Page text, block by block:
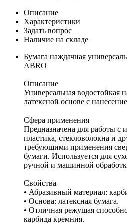
Описание
Характеристики
Задать вопрос
Наличие на складе
Бумага наждачная
ABRO
Описание
Универсальная водостойкая
латексной основе с
Сфера применения
Предназначена для работы с
пластика, стекловолокна и
требующими применения
бумаги. Используется для
ручной и машинной
Свойства
• Абразивный материал:
• Основа: латексная бумага.
• Отличная режущая
карбида кремния.